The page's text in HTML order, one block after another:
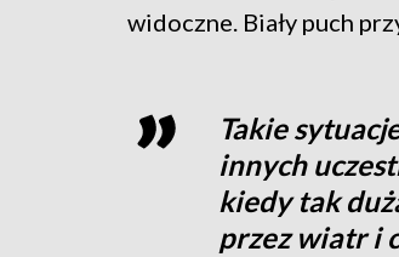
widoczne. Biały puch
Takie
innych
kiedy tak
przez wiatr i